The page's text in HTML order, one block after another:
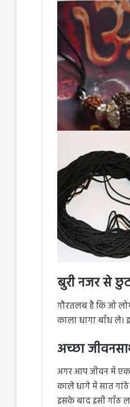
बुरी नजर से
गौरतलब है कि जो
काला धागा बाँध ले।
अच्छा
अगर आप जीवन में एक
काले धागे में सात
इसके बाद इसी गाँठ